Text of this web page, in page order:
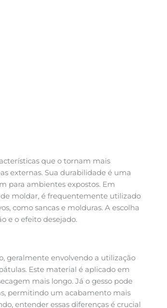
que o tornam mais
externas. Sua durabilidade é uma
para ambientes expostos. Em
moldar, é frequentemente utilizado
como sancas e molduras. A escolha
e o efeito desejado.
geralmente envolvendo a utilização
Este material é aplicado em
mais longo. Já o gesso pode
permitindo um acabamento mais
entender essas diferenças é crucial